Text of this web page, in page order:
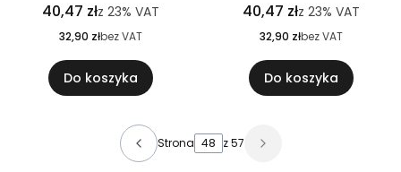
40,47 złz 23% VAT
32,90 złbez VAT
Do koszyka
40,47 złz 23% VAT
32,90 złbez VAT
Do koszyka
Strona z 57